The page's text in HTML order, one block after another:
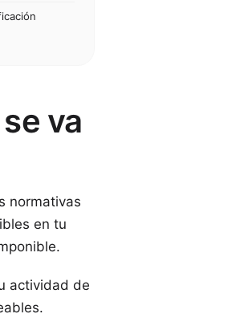
va
normativas
en tu
actividad de